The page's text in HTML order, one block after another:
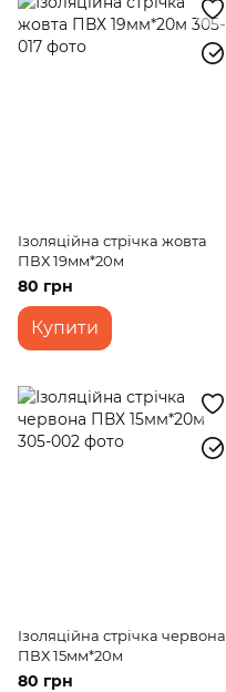
Ізоляційна стрічка жовта
ПВХ 19мм*20м
80 грн
Купити
Ізоляційна стрічка червона
ПВХ 15мм*20м
80 грн